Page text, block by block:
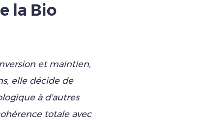
la Bio
et maintien,
elle décide de
à d'autres
totale avec